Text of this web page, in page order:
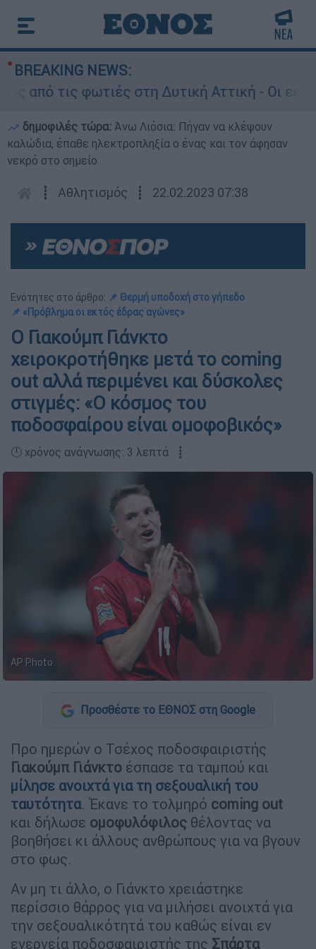
BREAKING NEWS:
τις φωτιές στη Δυτική Αττική - Οι
δημοφιλές τώρα: Άνω Λιόσια: Πήγαν να κλέψουν
καλώδια, έπαθε ηλεκτροπληξία ο ένας και τον άφησαν
νεκρό στο σημείο
┋ Αθλητισμός ┋ 22.02.2023 07:38
Ενότητες στο άρθρο: 📌 Θερμή υποδοχή στο γήπεδο
📌 «Πρόβλημα οι εκτός έδρας αγώνες»
Ο Γιακούμπ Γιάνκτο
χειροκροτήθηκε μετά το coming
out αλλά περιμένει και δύσκολες
στιγμές: «Ο κόσμος του
ποδοσφαίρου είναι ομοφοβικός»
🕛 χρόνος ανάγνωσης: 3 λεπτά ┋
AP Photo
Προσθέστε το ΕΘΝΟΣ στη Google
Προ ημερών ο Τσέχος ποδοσφαιριστής
Γιακούμπ Γιάνκτο έσπασε τα ταμπού και
μίλησε ανοιχτά για τη σεξουαλική του
ταυτότητα. Έκανε το τολμηρό coming out
και δήλωσε ομοφυλόφιλος θέλοντας να
βοηθήσει κι άλλους ανθρώπους για να βγουν
στο φως.
Αν μη τι άλλο, ο Γιάνκτο χρειάστηκε
περίσσιο θάρρος για να μιλήσει ανοιχτά για
την σεξουαλικότητά του καθώς είναι εν
ενεργεία ποδοσφαιριστής της Σπάρτα